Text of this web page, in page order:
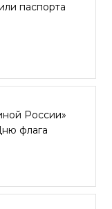
паспорта
России»
флага